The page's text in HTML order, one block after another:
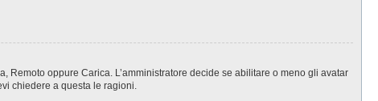
Remoto oppure Carica. L’amministratore decide se abilitare o meno gli avatar
chiedere a questa le ragioni.